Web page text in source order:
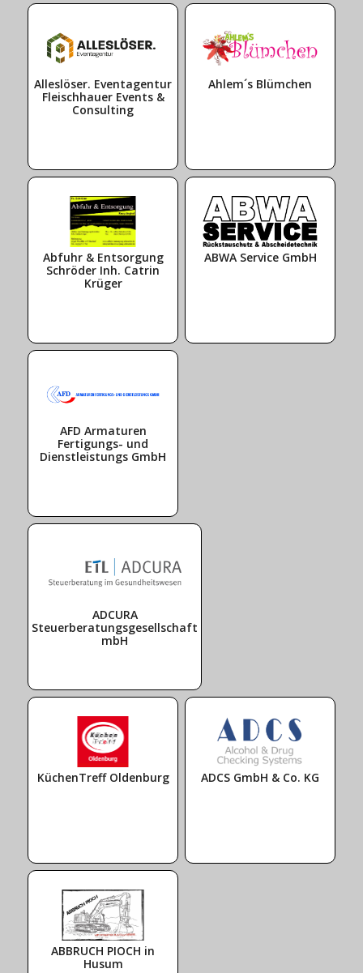
Alleslöser. Eventagentur
Fleischhauer Events &
Consulting
Ahlem´s Blümchen
Abfuhr & Entsorgung
Schröder Inh. Catrin
Krüger
ABWA Service GmbH
AFD Armaturen
Fertigungs- und
Dienstleistungs GmbH
ADCURA
Steuerberatungsgesellschaft
mbH
KüchenTreff Oldenburg ADCS GmbH & Co. KG
ABBRUCH PIOCH in
Husum